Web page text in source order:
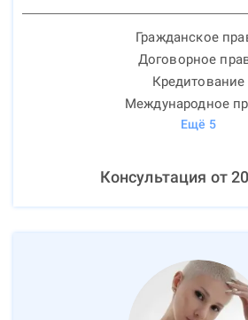
Гражданское
Договорное
Кредитование
Международное
Ещё 5
Консультация от